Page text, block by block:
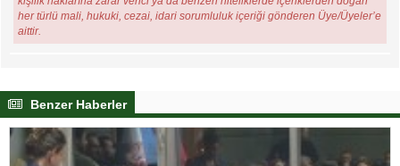
her türlü mali, hukuki, cezai, idari sorumluluk içeriği gönderen Üye/Üyeler’e
aittir.
Benzer Haberler